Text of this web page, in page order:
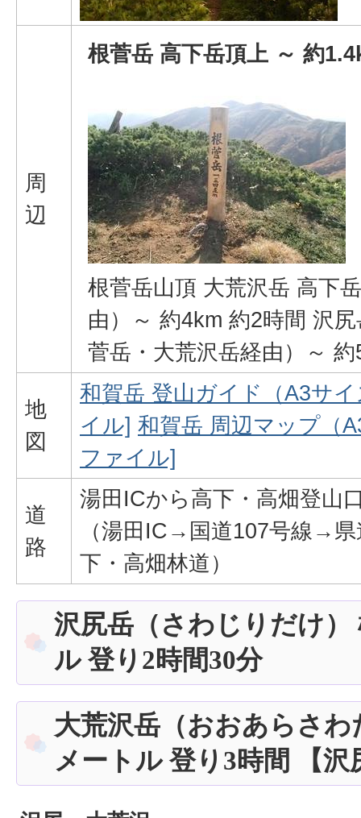
周
辺
根菅岳 高下岳頂上 ～ 約
根菅岳山頂 大荒沢岳 高下
由）～ 約4km 約2時間 沢
菅岳・大荒沢岳経由）～
地
図
和賀岳 登山ガイド（A3サ
イル] 和賀岳 周辺マップ（
ファイル]
道
路
湯田ICから高下・高畑登山
（湯田IC→国道107号線→
下・高畑林道）
沢尻岳（さわじりだけ）
ル 登り2時間30分
大荒沢岳（おおあらさわ
メートル 登り3時間 【沢